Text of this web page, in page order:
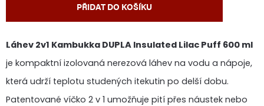
PŘIDAT DO KOŠÍKU
Láhev 2v1 Kambukka DUPLA Insulated Lilac Puff 600 ml
je kompaktní izolovaná nerezová láhev na vodu a nápoje,
která udrží teplotu studených itekutin po delší dobu.
Patentované víčko 2 v 1 umožňuje pití přes náustek nebo